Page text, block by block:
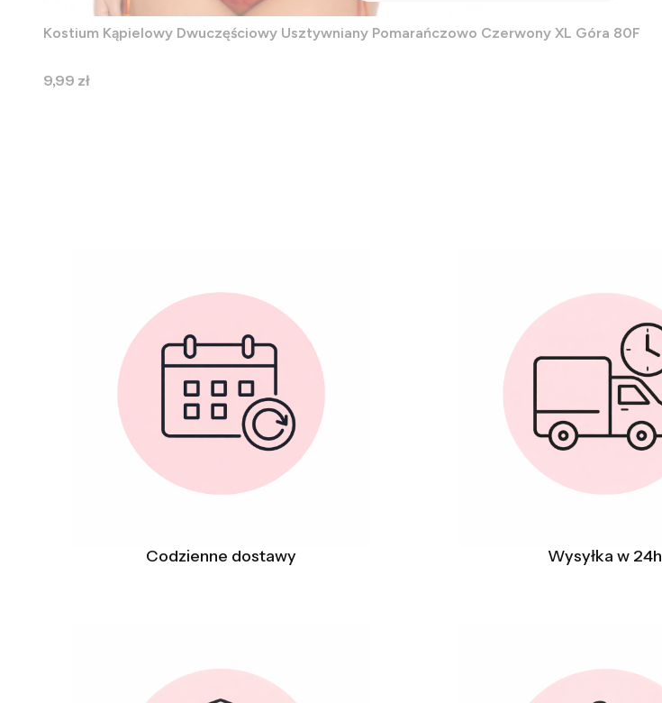
Kostium Kąpielowy Dwuczęściowy Usztywniany Pomarańczowo Czerwony XL Góra 80F
Cena
9,99 zł
Codzienne dostawy Wysyłka w 24h